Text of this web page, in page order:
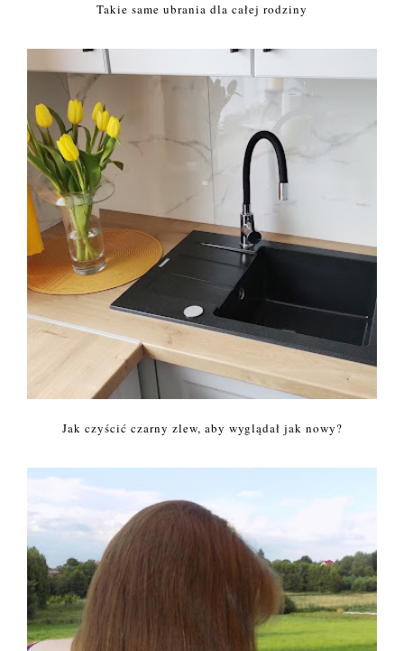
Takie same ubrania dla całej rodziny
Jak czyścić czarny zlew, aby wyglądał jak nowy?